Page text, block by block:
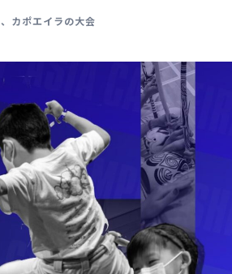
、 カポエイラの大会